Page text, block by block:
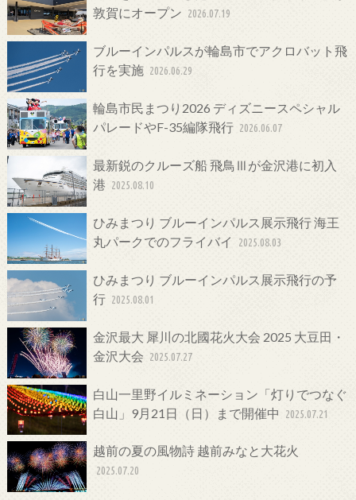
敦賀にオープン 2026.07.19
ブルーインパルスが輪島市でアクロバット飛
行を実施 2026.06.29
輪島市民まつり2026 ディズニースペシャル
パレードやF-35編隊飛行 2026.06.07
最新鋭のクルーズ船 飛鳥Ⅲが金沢港に初入
港 2025.08.10
ひみまつり ブルーインパルス展示飛行 海王
丸パークでのフライバイ
2025.08.03
ひみまつり ブルーインパルス展示飛行の予
行 2025.08.01
金沢最大 犀川の北國花火大会 2025 大豆田・
金沢大会 2025.07.27
白山一里野イルミネーション「灯りでつなぐ
白山」9月21日（日）まで開催中
2025.07.21
越前の夏の風物詩 越前みなと大花火
2025.07.20